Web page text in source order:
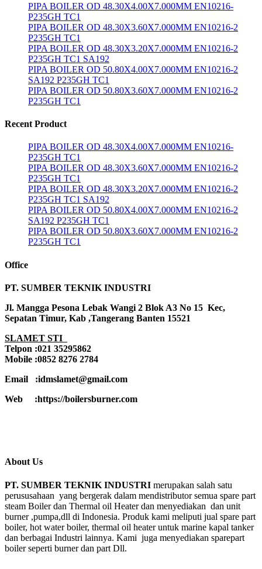
PIPA BOILER OD 48.30X4.00X7.000MM EN10216-
P235GH TC1
PIPA BOILER OD 48.30X3.60X7.000MM EN10216-2
P235GH TC1
PIPA BOILER OD 48.30X3.20X7.000MM EN10216-2
P235GH TC1 SA192
PIPA BOILER OD 50.80X4.00X7.000MM EN10216-2
SA192 P235GH TC1
PIPA BOILER OD 50.80X3.60X7.000MM EN10216-2
P235GH TC1
Recent Product
PIPA BOILER OD 48.30X4.00X7.000MM EN10216-
P235GH TC1
PIPA BOILER OD 48.30X3.60X7.000MM EN10216-2
P235GH TC1
PIPA BOILER OD 48.30X3.20X7.000MM EN10216-2
P235GH TC1 SA192
PIPA BOILER OD 50.80X4.00X7.000MM EN10216-2
SA192 P235GH TC1
PIPA BOILER OD 50.80X3.60X7.000MM EN10216-2
P235GH TC1
Office
PT. SUMBER TEKNIK INDUSTRI
Jl. Mangga Pesona Lebak Wangi 2 Blok A3 No 15 Kec,
Sepatan Timur, Kab ,Tangerang Banten 15521
SLAMET STI
Telpon :021 35295862
Mobile :0852 8276 2784
Email :idmslamet@gmail.com
Web :https://boilersburner.com
About Us
PT. SUMBER TEKNIK INDUSTRI merupakan salah satu
perususahaan yang bergerak dalam mendistributor semua spare part
steam Boiler dan Thermal oil Heater dan menyediakan dan unit
burner ,pumpa,dll di Indonesia. Produk kami meliputi jual spare part
boiler, hot water boiler, thermal oil heater untuk marine kapal tanker
dan berbagai Industri lainnya. Kami juga menyediakan sparepart
boiler seperti burner dan part Dll.